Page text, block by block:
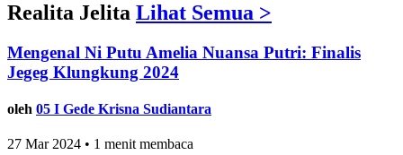
Realita Jelita Lihat Semua >
Mengenal Ni Putu Amelia Nuansa Putri: Finalis
Jegeg Klungkung 2024
oleh 05 I Gede Krisna Sudiantara
27 Mar 2024 • 1 menit membaca